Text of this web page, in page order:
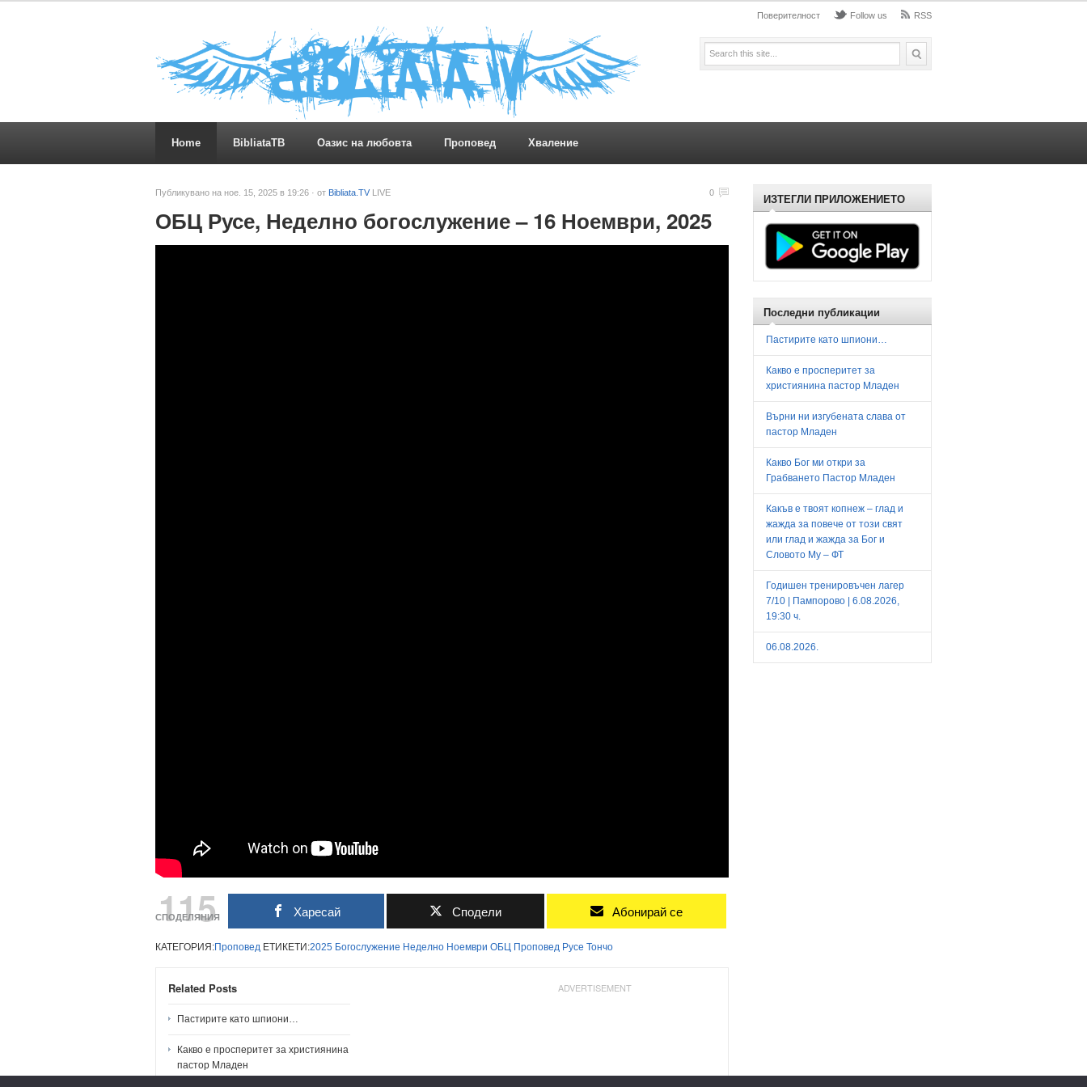
Поверителност Follow us RSS
Home BibliataTB Оазис на любовта Проповед Хваление
Публикувано на ное. 15, 2025 в 19:26 · от Bibliata.TV LIVE 0
ОБЦ Русе, Неделно богослужение – 16 Ноември, 2025
115
СПОДЕЛЯНИЯ Харесай Сподели Абонирай се
КАТЕГОРИЯ:Проповед ЕТИКЕТИ:2025 Богослужение Неделно Ноември ОБЦ Проповед Русе Тончо
Related Posts
Пастирите като шпиони…
Какво е просперитет за християнина
пастор Младен
ADVERTISEMENT
ИЗТЕГЛИ ПРИЛОЖЕНИЕТО
Последни публикации
Пастирите като шпиони…
Какво е просперитет за
християнина пастор Младен
Върни ни изгубената слава от
пастор Младен
Какво Бог ми откри за
Грабването Пастор Младен
Какъв е твоят копнеж – глад и
жажда за повече от този свят
или глад и жажда за Бог и
Словото Му – ФТ
Годишен тренировъчен лагер
7/10 | Пампорово | 6.08.2026,
19:30 ч.
06.08.2026.